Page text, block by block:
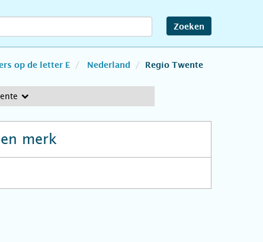
Zoeken
op de letter E Nederland Regio Twente
merk